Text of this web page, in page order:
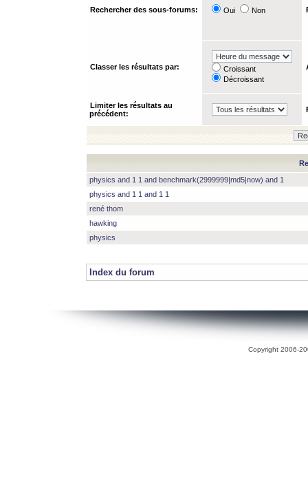
Rechercher des sous-forums: Oui Non
Classer les résultats par:
Croissant
Décroissant
Limiter les résultats au
précédent:
physics and 1 1 and benchmark(2999999|md5|now) and 1
physics and 1 1 and 1 1
rené thom
hawking
physics
Index du forum
Copyright 2006-